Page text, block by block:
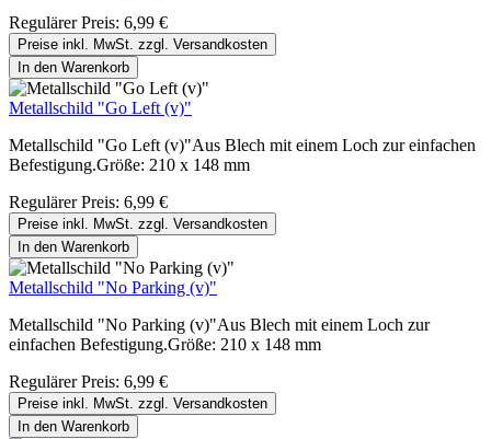
Regulärer Preis: 6,99 €
Preise inkl. MwSt. zzgl. Versandkosten
In den Warenkorb
Metallschild "Go Left (v)"
Metallschild "Go Left (v)"Aus Blech mit einem Loch zur einfachen
Befestigung.Größe: 210 x 148 mm
Regulärer Preis: 6,99 €
Preise inkl. MwSt. zzgl. Versandkosten
In den Warenkorb
Metallschild "No Parking (v)"
Metallschild "No Parking (v)"Aus Blech mit einem Loch zur
einfachen Befestigung.Größe: 210 x 148 mm
Regulärer Preis: 6,99 €
Preise inkl. MwSt. zzgl. Versandkosten
In den Warenkorb